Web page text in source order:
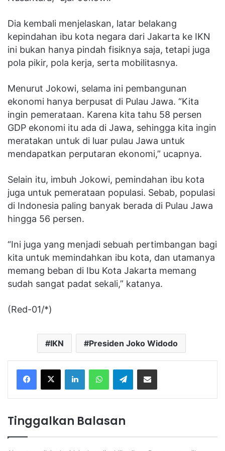
Dia kembali menjelaskan, latar belakang
kepindahan ibu kota negara dari Jakarta ke IKN
ini bukan hanya pindah fisiknya saja, tetapi juga
pola pikir, pola kerja, serta mobilitasnya.
Menurut Jokowi, selama ini pembangunan
ekonomi hanya berpusat di Pulau Jawa. “Kita
ingin pemerataan. Karena kita tahu 58 persen
GDP ekonomi itu ada di Jawa, sehingga kita ingin
meratakan untuk di luar pulau Jawa untuk
mendapatkan perputaran ekonomi,” ucapnya.
Selain itu, imbuh Jokowi, pemindahan ibu kota
juga untuk pemerataan populasi. Sebab, populasi
di Indonesia paling banyak berada di Pulau Jawa
hingga 56 persen.
“Ini juga yang menjadi sebuah pertimbangan bagi
kita untuk memindahkan ibu kota, dan utamanya
memang beban di Ibu Kota Jakarta memang
sudah sangat padat sekali,” katanya.
(Red-01/*)
IKN Presiden Joko Widodo
Facebook
X LinkedInWhatsAppTelegramShare via Email
Tinggalkan Balasan